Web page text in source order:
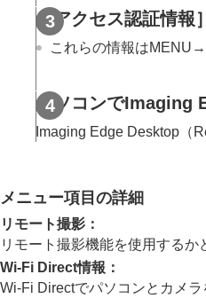
リモート
USBストリー
故障かな？と思ったら
［アクセス認証情報］
これらの情報はMENU →
パソコンでImaging
Imaging Edge Desktop（
メニュー項目の詳細
リモート撮影 ：
リモート撮影機能を使用するか
Wi-Fi Direct情報 ：
Wi-Fi Directでパソコンとカメラ